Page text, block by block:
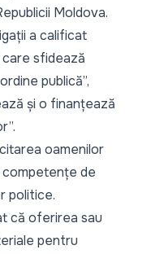
Moldova.
a calificat
care sfidează
publică”,
și o finanțează
oamenilor
competențe de
politice.
că oferirea sau
pentru